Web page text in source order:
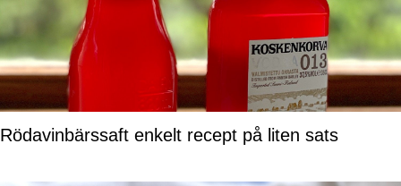
Rödavinbärssaft enkelt recept på liten sats